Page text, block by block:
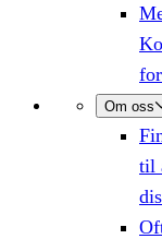
Om oss
til